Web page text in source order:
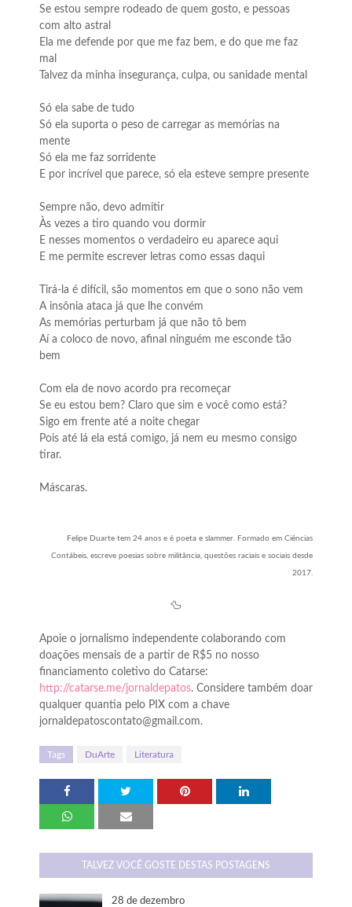
Se estou sempre rodeado de quem gosto, e pessoas
com alto astral
Ela me defende por que me faz bem, e do que me faz
mal
Talvez da minha insegurança, culpa, ou sanidade mental
Só ela sabe de tudo
Só ela suporta o peso de carregar as memórias na
mente
Só ela me faz sorridente
E por incrível que parece, só ela esteve sempre presente
Sempre não, devo admitir
Às vezes a tiro quando vou dormir
E nesses momentos o verdadeiro eu aparece aqui
E me permite escrever letras como essas daqui
Tirá-la é difícil, são momentos em que o sono não vem
A insônia ataca já que lhe convém
As memórias perturbam já que não tô bem
Aí a coloco de novo, afinal ninguém me esconde tão
bem
Com ela de novo acordo pra recomeçar
Se eu estou bem? Claro que sim e você como está?
Sigo em frente até a noite chegar
Pois até lá ela está comigo, já nem eu mesmo consigo
tirar.
Máscaras.
Felipe Duarte tem 24 anos e é poeta e slammer. Formado em Ciências
Contábeis, escreve poesias sobre militância, questões raciais e sociais desde
2017.
🦆
Apoie o jornalismo independente colaborando com
doações mensais de a partir de R$5 no nosso
financiamento coletivo do Catarse:
http://catarse.me/jornaldepatos. Considere também doar
qualquer quantia pelo PIX com a chave
jornaldepatoscontato@gmail.com.
Tags DuArte Literatura
TALVEZ VOCÊ GOSTE DESTAS POSTAGENS
28 de dezembro